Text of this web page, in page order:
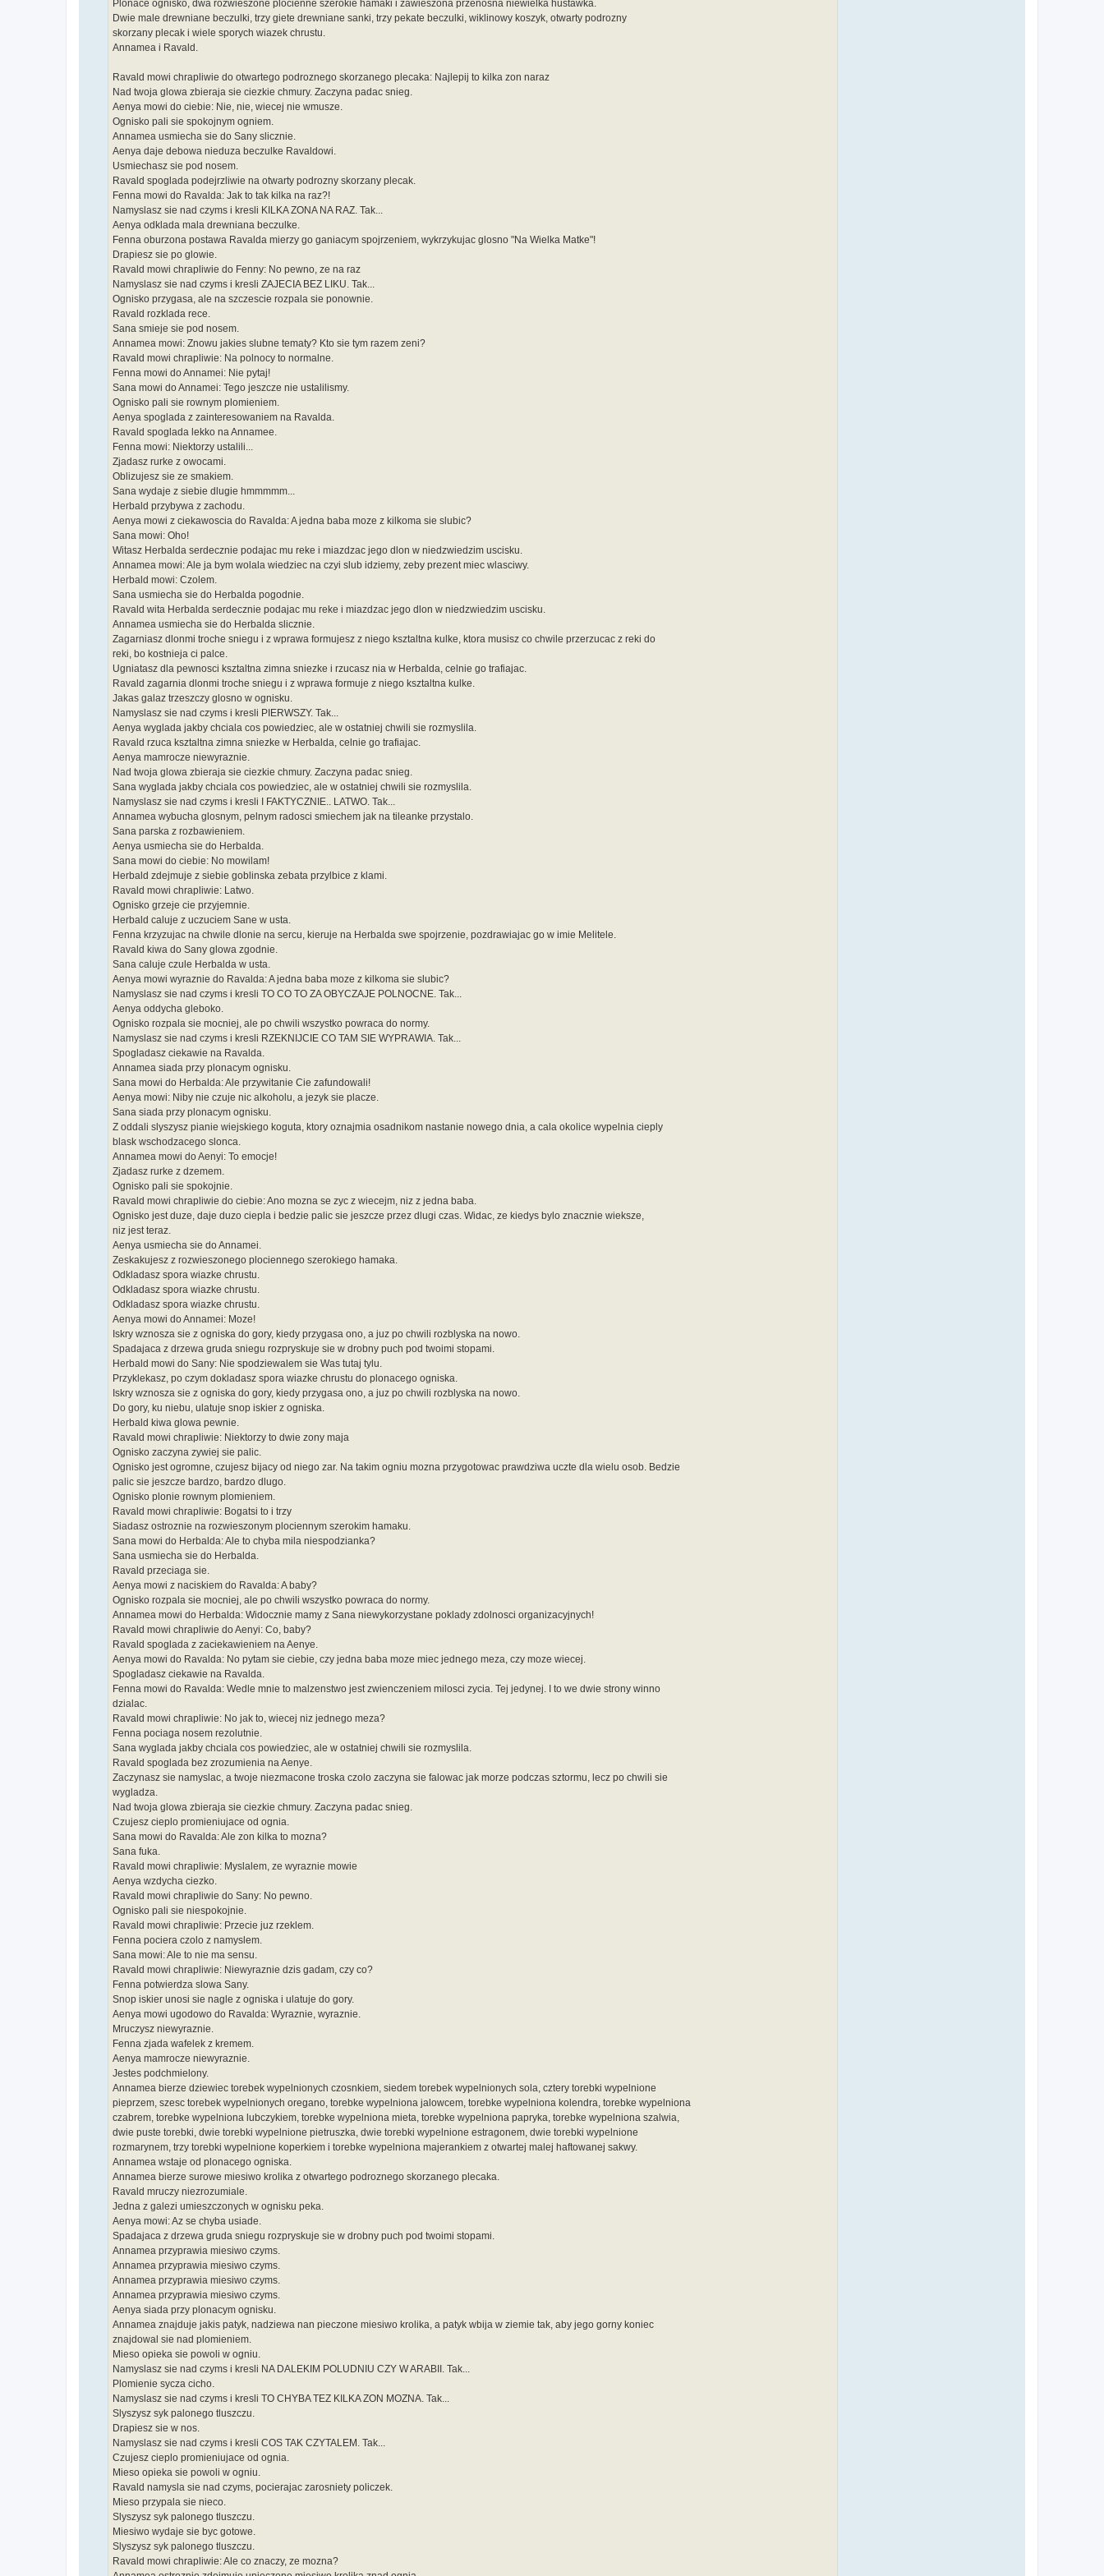
Plonace ognisko, dwa rozwieszone plocienne szerokie hamaki i zawieszona przenosna niewielka hustawka.
Dwie male drewniane beczulki, trzy giete drewniane sanki, trzy pekate beczulki, wiklinowy koszyk, otwarty podrozny
skorzany plecak i wiele sporych wiazek chrustu.
Annamea i Ravald.
Ravald mowi chrapliwie do otwartego podroznego skorzanego plecaka: Najlepij to kilka zon naraz
Nad twoja glowa zbieraja sie ciezkie chmury. Zaczyna padac snieg.
Aenya mowi do ciebie: Nie, nie, wiecej nie wmusze.
Ognisko pali sie spokojnym ogniem.
Annamea usmiecha sie do Sany slicznie.
Aenya daje debowa nieduza beczulke Ravaldowi.
Usmiechasz sie pod nosem.
Ravald spoglada podejrzliwie na otwarty podrozny skorzany plecak.
Fenna mowi do Ravalda: Jak to tak kilka na raz?!
Namyslasz sie nad czyms i kresli KILKA ZONA NA RAZ. Tak...
Aenya odklada mala drewniana beczulke.
Fenna oburzona postawa Ravalda mierzy go ganiacym spojrzeniem, wykrzykujac glosno "Na Wielka Matke"!
Drapiesz sie po glowie.
Ravald mowi chrapliwie do Fenny: No pewno, ze na raz
Namyslasz sie nad czyms i kresli ZAJECIA BEZ LIKU. Tak...
Ognisko przygasa, ale na szczescie rozpala sie ponownie.
Ravald rozklada rece.
Sana smieje sie pod nosem.
Annamea mowi: Znowu jakies slubne tematy? Kto sie tym razem zeni?
Ravald mowi chrapliwie: Na polnocy to normalne.
Fenna mowi do Annamei: Nie pytaj!
Sana mowi do Annamei: Tego jeszcze nie ustalilismy.
Ognisko pali sie rownym plomieniem.
Aenya spoglada z zainteresowaniem na Ravalda.
Ravald spoglada lekko na Annamee.
Fenna mowi: Niektorzy ustalili...
Zjadasz rurke z owocami.
Oblizujesz sie ze smakiem.
Sana wydaje z siebie dlugie hmmmmm...
Herbald przybywa z zachodu.
Aenya mowi z ciekawoscia do Ravalda: A jedna baba moze z kilkoma sie slubic?
Sana mowi: Oho!
Witasz Herbalda serdecznie podajac mu reke i miazdzac jego dlon w niedzwiedzim uscisku.
Annamea mowi: Ale ja bym wolala wiedziec na czyi slub idziemy, zeby prezent miec wlasciwy.
Herbald mowi: Czolem.
Sana usmiecha sie do Herbalda pogodnie.
Ravald wita Herbalda serdecznie podajac mu reke i miazdzac jego dlon w niedzwiedzim uscisku.
Annamea usmiecha sie do Herbalda slicznie.
Zagarniasz dlonmi troche sniegu i z wprawa formujesz z niego ksztaltna kulke, ktora musisz co chwile przerzucac z reki do
reki, bo kostnieja ci palce.
Ugniatasz dla pewnosci ksztaltna zimna sniezke i rzucasz nia w Herbalda, celnie go trafiajac.
Ravald zagarnia dlonmi troche sniegu i z wprawa formuje z niego ksztaltna kulke.
Jakas galaz trzeszczy glosno w ognisku.
Namyslasz sie nad czyms i kresli PIERWSZY. Tak...
Aenya wyglada jakby chciala cos powiedziec, ale w ostatniej chwili sie rozmyslila.
Ravald rzuca ksztaltna zimna sniezke w Herbalda, celnie go trafiajac.
Aenya mamrocze niewyraznie.
Nad twoja glowa zbieraja sie ciezkie chmury. Zaczyna padac snieg.
Sana wyglada jakby chciala cos powiedziec, ale w ostatniej chwili sie rozmyslila.
Namyslasz sie nad czyms i kresli I FAKTYCZNIE.. LATWO. Tak...
Annamea wybucha glosnym, pelnym radosci smiechem jak na tileanke przystalo.
Sana parska z rozbawieniem.
Aenya usmiecha sie do Herbalda.
Sana mowi do ciebie: No mowilam!
Herbald zdejmuje z siebie goblinska zebata przylbice z klami.
Ravald mowi chrapliwie: Latwo.
Ognisko grzeje cie przyjemnie.
Herbald caluje z uczuciem Sane w usta.
Fenna krzyzujac na chwile dlonie na sercu, kieruje na Herbalda swe spojrzenie, pozdrawiajac go w imie Melitele.
Ravald kiwa do Sany glowa zgodnie.
Sana caluje czule Herbalda w usta.
Aenya mowi wyraznie do Ravalda: A jedna baba moze z kilkoma sie slubic?
Namyslasz sie nad czyms i kresli TO CO TO ZA OBYCZAJE POLNOCNE. Tak...
Aenya oddycha gleboko.
Ognisko rozpala sie mocniej, ale po chwili wszystko powraca do normy.
Namyslasz sie nad czyms i kresli RZEKNIJCIE CO TAM SIE WYPRAWIA. Tak...
Spogladasz ciekawie na Ravalda.
Annamea siada przy plonacym ognisku.
Sana mowi do Herbalda: Ale przywitanie Cie zafundowali!
Aenya mowi: Niby nie czuje nic alkoholu, a jezyk sie placze.
Sana siada przy plonacym ognisku.
Z oddali slyszysz pianie wiejskiego koguta, ktory oznajmia osadnikom nastanie nowego dnia, a cala okolice wypelnia cieply
blask wschodzacego slonca.
Annamea mowi do Aenyi: To emocje!
Zjadasz rurke z dzemem.
Ognisko pali sie spokojnie.
Ravald mowi chrapliwie do ciebie: Ano mozna se zyc z wiecejm, niz z jedna baba.
Ognisko jest duze, daje duzo ciepla i bedzie palic sie jeszcze przez dlugi czas. Widac, ze kiedys bylo znacznie wieksze,
niz jest teraz.
Aenya usmiecha sie do Annamei.
Zeskakujesz z rozwieszonego plociennego szerokiego hamaka.
Odkladasz spora wiazke chrustu.
Odkladasz spora wiazke chrustu.
Odkladasz spora wiazke chrustu.
Aenya mowi do Annamei: Moze!
Iskry wznosza sie z ogniska do gory, kiedy przygasa ono, a juz po chwili rozblyska na nowo.
Spadajaca z drzewa gruda sniegu rozpryskuje sie w drobny puch pod twoimi stopami.
Herbald mowi do Sany: Nie spodziewalem sie Was tutaj tylu.
Przyklekasz, po czym dokladasz spora wiazke chrustu do plonacego ogniska.
Iskry wznosza sie z ogniska do gory, kiedy przygasa ono, a juz po chwili rozblyska na nowo.
Do gory, ku niebu, ulatuje snop iskier z ogniska.
Herbald kiwa glowa pewnie.
Ravald mowi chrapliwie: Niektorzy to dwie zony maja
Ognisko zaczyna zywiej sie palic.
Ognisko jest ogromne, czujesz bijacy od niego zar. Na takim ogniu mozna przygotowac prawdziwa uczte dla wielu osob. Bedzie
palic sie jeszcze bardzo, bardzo dlugo.
Ognisko plonie rownym plomieniem.
Ravald mowi chrapliwie: Bogatsi to i trzy
Siadasz ostroznie na rozwieszonym plociennym szerokim hamaku.
Sana mowi do Herbalda: Ale to chyba mila niespodzianka?
Sana usmiecha sie do Herbalda.
Ravald przeciaga sie.
Aenya mowi z naciskiem do Ravalda: A baby?
Ognisko rozpala sie mocniej, ale po chwili wszystko powraca do normy.
Annamea mowi do Herbalda: Widocznie mamy z Sana niewykorzystane poklady zdolnosci organizacyjnych!
Ravald mowi chrapliwie do Aenyi: Co, baby?
Ravald spoglada z zaciekawieniem na Aenye.
Aenya mowi do Ravalda: No pytam sie ciebie, czy jedna baba moze miec jednego meza, czy moze wiecej.
Spogladasz ciekawie na Ravalda.
Fenna mowi do Ravalda: Wedle mnie to malzenstwo jest zwienczeniem milosci zycia. Tej jedynej. I to we dwie strony winno
dzialac.
Ravald mowi chrapliwie: No jak to, wiecej niz jednego meza?
Fenna pociaga nosem rezolutnie.
Sana wyglada jakby chciala cos powiedziec, ale w ostatniej chwili sie rozmyslila.
Ravald spoglada bez zrozumienia na Aenye.
Zaczynasz sie namyslac, a twoje niezmacone troska czolo zaczyna sie falowac jak morze podczas sztormu, lecz po chwili sie
wygladza.
Nad twoja glowa zbieraja sie ciezkie chmury. Zaczyna padac snieg.
Czujesz cieplo promieniujace od ognia.
Sana mowi do Ravalda: Ale zon kilka to mozna?
Sana fuka.
Ravald mowi chrapliwie: Myslalem, ze wyraznie mowie
Aenya wzdycha ciezko.
Ravald mowi chrapliwie do Sany: No pewno.
Ognisko pali sie niespokojnie.
Ravald mowi chrapliwie: Przecie juz rzeklem.
Fenna pociera czolo z namyslem.
Sana mowi: Ale to nie ma sensu.
Ravald mowi chrapliwie: Niewyraznie dzis gadam, czy co?
Fenna potwierdza slowa Sany.
Snop iskier unosi sie nagle z ogniska i ulatuje do gory.
Aenya mowi ugodowo do Ravalda: Wyraznie, wyraznie.
Mruczysz niewyraznie.
Fenna zjada wafelek z kremem.
Aenya mamrocze niewyraznie.
Jestes podchmielony.
Annamea bierze dziewiec torebek wypelnionych czosnkiem, siedem torebek wypelnionych sola, cztery torebki wypelnione
pieprzem, szesc torebek wypelnionych oregano, torebke wypelniona jalowcem, torebke wypelniona kolendra, torebke wypelniona
czabrem, torebke wypelniona lubczykiem, torebke wypelniona mieta, torebke wypelniona papryka, torebke wypelniona szalwia,
dwie puste torebki, dwie torebki wypelnione pietruszka, dwie torebki wypelnione estragonem, dwie torebki wypelnione
rozmarynem, trzy torebki wypelnione koperkiem i torebke wypelniona majerankiem z otwartej malej haftowanej sakwy.
Annamea wstaje od plonacego ogniska.
Annamea bierze surowe miesiwo krolika z otwartego podroznego skorzanego plecaka.
Ravald mruczy niezrozumiale.
Jedna z galezi umieszczonych w ognisku peka.
Aenya mowi: Az se chyba usiade.
Spadajaca z drzewa gruda sniegu rozpryskuje sie w drobny puch pod twoimi stopami.
Annamea przyprawia miesiwo czyms.
Annamea przyprawia miesiwo czyms.
Annamea przyprawia miesiwo czyms.
Annamea przyprawia miesiwo czyms.
Aenya siada przy plonacym ognisku.
Annamea znajduje jakis patyk, nadziewa nan pieczone miesiwo krolika, a patyk wbija w ziemie tak, aby jego gorny koniec
znajdowal sie nad plomieniem.
Mieso opieka sie powoli w ogniu.
Namyslasz sie nad czyms i kresli NA DALEKIM POLUDNIU CZY W ARABII. Tak...
Plomienie sycza cicho.
Namyslasz sie nad czyms i kresli TO CHYBA TEZ KILKA ZON MOZNA. Tak...
Slyszysz syk palonego tluszczu.
Drapiesz sie w nos.
Namyslasz sie nad czyms i kresli COS TAK CZYTALEM. Tak...
Czujesz cieplo promieniujace od ognia.
Mieso opieka sie powoli w ogniu.
Ravald namysla sie nad czyms, pocierajac zarosniety policzek.
Mieso przypala sie nieco.
Slyszysz syk palonego tluszczu.
Miesiwo wydaje sie byc gotowe.
Slyszysz syk palonego tluszczu.
Ravald mowi chrapliwie: Ale co znaczy, ze mozna?